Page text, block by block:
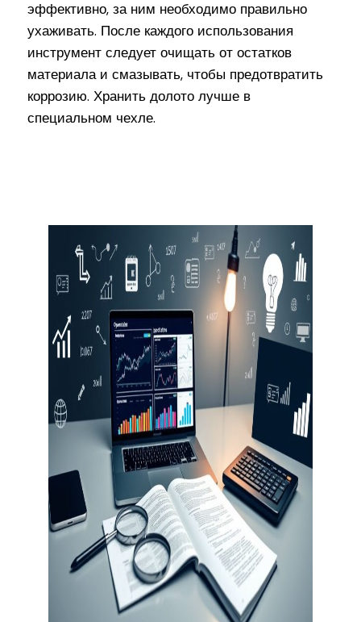
эффективно, за ним необходимо правильно
ухаживать. После каждого использования
инструмент следует очищать от остатков
материала и смазывать, чтобы предотвратить
коррозию. Хранить долото лучше в
специальном чехле.